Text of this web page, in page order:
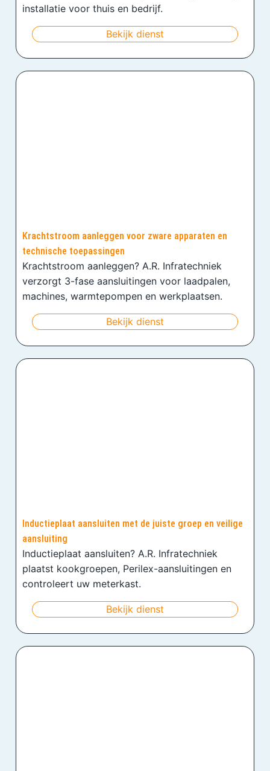
installatie voor thuis en bedrijf.
Bekijk dienst
Krachtstroom aanleggen voor zware apparaten en
technische toepassingen
Krachtstroom aanleggen? A.R. Infratechniek
verzorgt 3-fase aansluitingen voor laadpalen,
machines, warmtepompen en werkplaatsen.
Bekijk dienst
Inductieplaat aansluiten met de juiste groep en veilige
aansluiting
Inductieplaat aansluiten? A.R. Infratechniek
plaatst kookgroepen, Perilex-aansluitingen en
controleert uw meterkast.
Bekijk dienst